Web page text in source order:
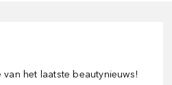
het laatste beautynieuws!